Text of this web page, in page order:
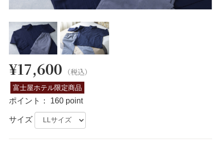
¥17,600 （税込）
富士屋ホテル限定商品
ポイント： 160 point
サイズ